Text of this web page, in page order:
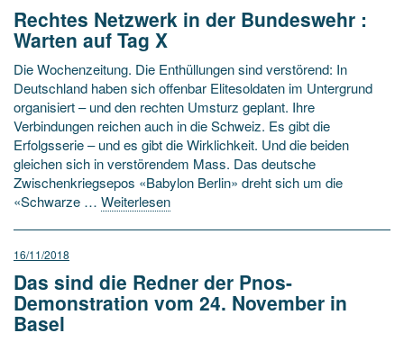
Rechtes Netzwerk in der Bundeswehr :
Warten auf Tag X
Die Wochenzeitung. Die Enthüllungen sind verstörend: In
Deutschland haben sich offenbar Elitesoldaten im Untergrund
organisiert – und den rechten Umsturz geplant. Ihre
Verbindungen reichen auch in die Schweiz. Es gibt die
Erfolgsserie – und es gibt die Wirklichkeit. Und die beiden
gleichen sich in verstörendem Mass. Das deutsche
Zwischenkriegsepos «Babylon Berlin» dreht sich um die
«Schwarze … Weiterlesen
16/11/2018
Das sind die Redner der Pnos-
Demonstration vom 24. November in
Basel